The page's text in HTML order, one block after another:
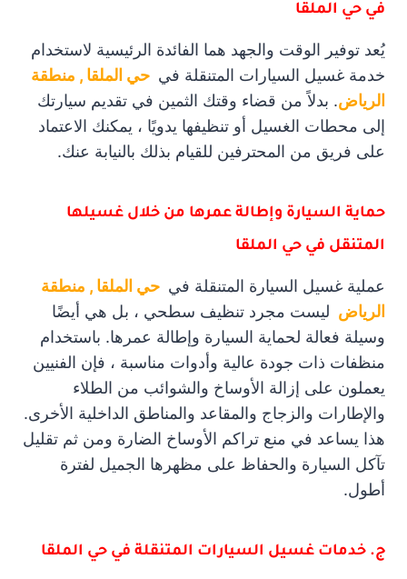
في حي الملقا
يُعد توفير الوقت والجهد هما الفائدة الرئيسية لاستخدام
خدمة غسيل السيارات المتنقلة في حي الملقا , منطقة
الرياض. بدلاً من قضاء وقتك الثمين في تقديم سيارتك
إلى محطات الغسيل أو تنظيفها يدويًا ، يمكنك الاعتماد
على فريق من المحترفين للقيام بذلك بالنيابة عنك.
حماية السيارة وإطالة عمرها من خلال غسيلها
المتنقل في حي الملقا
عملية غسيل السيارة المتنقلة في حي الملقا , منطقة
الرياض ليست مجرد تنظيف سطحي ، بل هي أيضًا
وسيلة فعالة لحماية السيارة وإطالة عمرها. باستخدام
منظفات ذات جودة عالية وأدوات مناسبة ، فإن الفنيين
يعملون على إزالة الأوساخ والشوائب من الطلاء
والإطارات والزجاج والمقاعد والمناطق الداخلية الأخرى.
هذا يساعد في منع تراكم الأوساخ الضارة ومن ثم تقليل
تآكل السيارة والحفاظ على مظهرها الجميل لفترة
أطول.
ج. خدمات غسيل السيارات المتنقلة في حي الملقا